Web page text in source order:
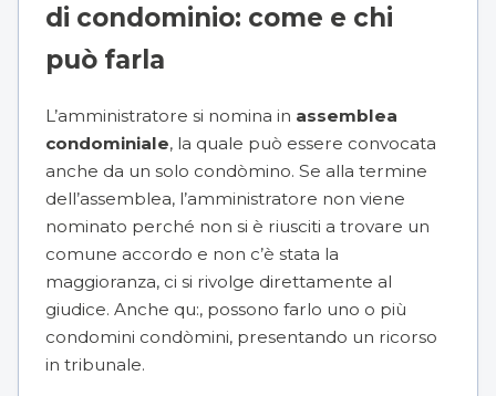
di condominio: come e chi
può farla
L’amministratore si nomina in assemblea
condominiale, la quale può essere convocata
anche da un solo condòmino. Se alla termine
dell’assemblea, l’amministratore non viene
nominato perché non si è riusciti a trovare un
comune accordo e non c’è stata la
maggioranza, ci si rivolge direttamente al
giudice. Anche qu:, possono farlo uno o più
condomini condòmini, presentando un ricorso
in tribunale.